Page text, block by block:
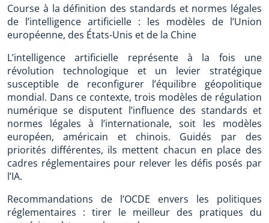
Course à la définition des standards et normes légales
de l’intelligence artificielle : les modèles de l’Union
européenne, des États-Unis et de la Chine
L’intelligence artificielle représente à la fois une
révolution technologique et un levier stratégique
susceptible de reconfigurer l’équilibre géopolitique
mondial. Dans ce contexte, trois modèles de régulation
numérique se disputent l’influence des standards et
normes légales à l’internationale, soit les modèles
européen, américain et chinois. Guidés par des
priorités différentes, ils mettent chacun en place des
cadres réglementaires pour relever les défis posés par
l’IA.
Recommandations de l’OCDE envers les politiques
réglementaires : tirer le meilleur des pratiques du